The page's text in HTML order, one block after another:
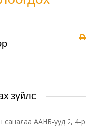
зүйлс
саналаа ААНБ-ууд 2, 4-р